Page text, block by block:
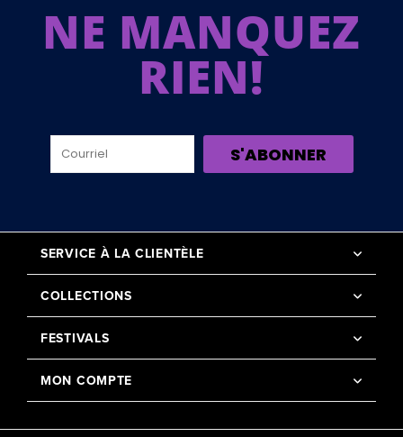
NE MANQUEZ
RIEN!
S'ABONNER
SERVICE À LA CLIENTÈLE
COLLECTIONS
FESTIVALS
MON COMPTE